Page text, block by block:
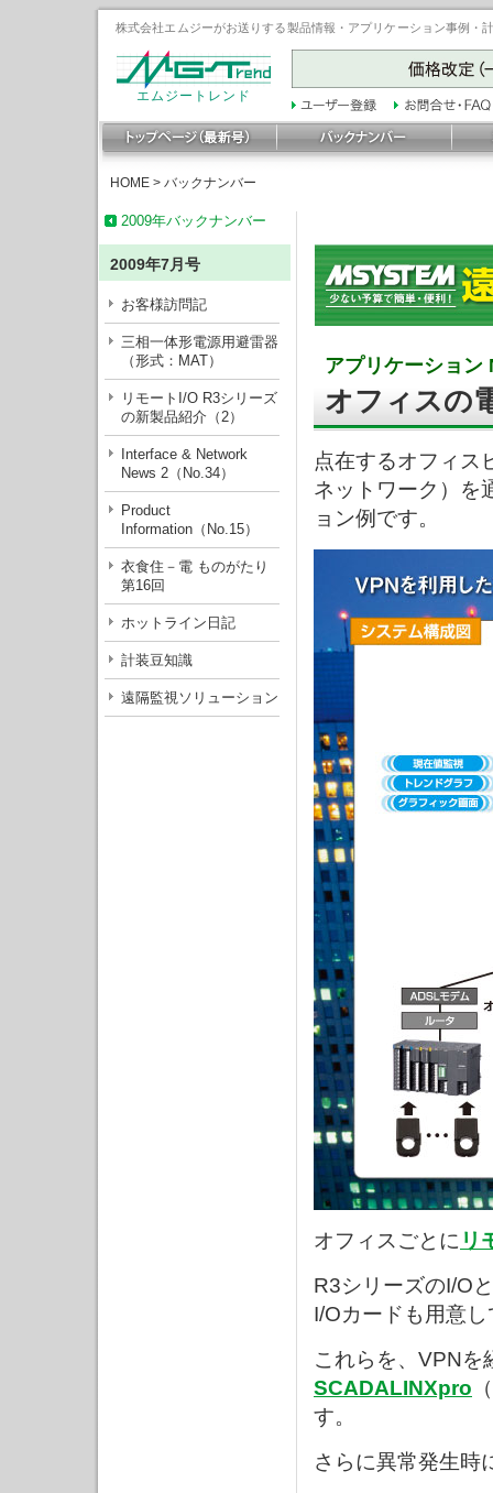
株式会社エムジーがお送りする製品情報・アプリケーション事例
エムジートレンド
HOME > バックナンバー
2009年バックナンバー
2009年7月号
お客様訪問記
三相一体形電源用避雷器
（形式：MAT）
リモートI/O R3シリーズ
の新製品紹介（2）
Interface & Network
News 2（No.34）
Product
Information（No.15）
衣食住－電 ものがたり
第16回
ホットライン日記
計装豆知識
遠隔監視ソリューション
アプリケーション
オフィスの
点在するオフィス
ネットワーク）を
ョン例です。
オフィスごとに リ
R3シリーズのI/O
I/Oカードも用意
これらを、VPNを
SCADALINXpro
す。
さらに異常発生時